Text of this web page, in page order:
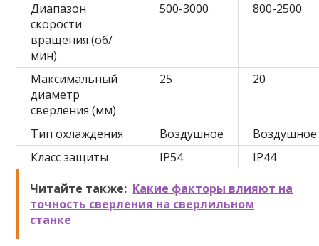
Диапазон
скорости
вращения (об/
мин)
500-3000 800-2500
Максимальный
диаметр
сверления (мм)
25 20
Тип охлаждения Воздушное
Воздушное
Класс защиты
IP54
IP44
Читайте также: Какие факторы влияют на
точность сверления на сверлильном
станке